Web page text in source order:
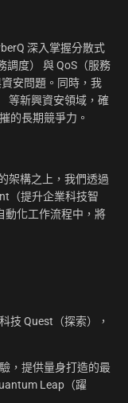
深入掌握分散式
調度） 與 QoS（服務
安問題。同時，我
等新興資安領域，確
的長期競爭力。
架構之上，我們透過
（提升企業科技智
動化工作流程中，將
技 Quest（探索），
，提供量身打造的最
Leap（躍